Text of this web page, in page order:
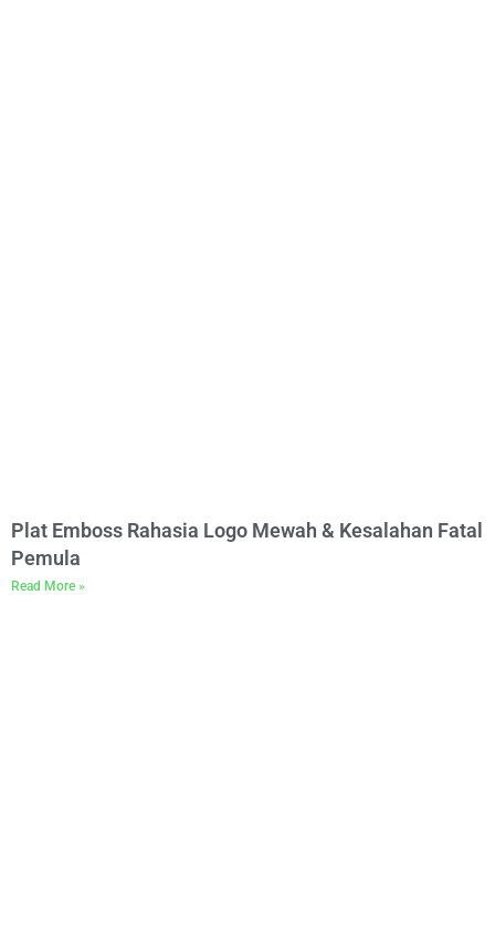
Plat Emboss Rahasia Logo Mewah & Kesalahan Fatal
Pemula
Read More »